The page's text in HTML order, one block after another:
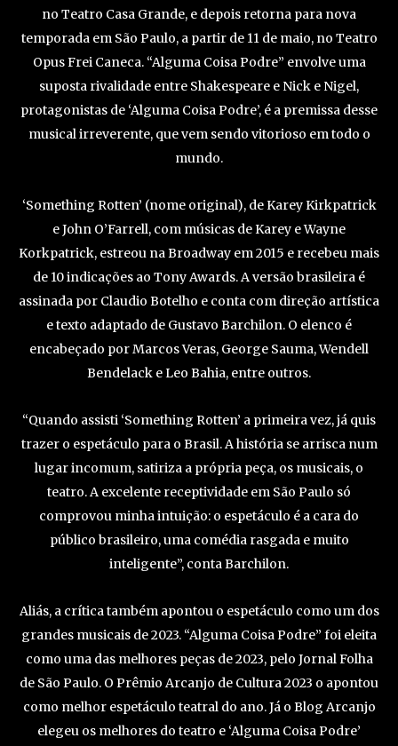
no Teatro Casa Grande, e depois retorna para nova
temporada em São Paulo, a partir de 11 de maio, no Teatro
Opus Frei Caneca. “Alguma Coisa Podre” envolve uma
suposta rivalidade entre Shakespeare e Nick e Nigel,
protagonistas de ‘Alguma Coisa Podre’, é a premissa desse
musical irreverente, que vem sendo vitorioso em todo o
mundo.
‘Something Rotten’ (nome original), de Karey Kirkpatrick
e John O’Farrell, com músicas de Karey e Wayne
Korkpatrick, estreou na Broadway em 2015 e recebeu mais
de 10 indicações ao Tony Awards. A versão brasileira é
assinada por Claudio Botelho e conta com direção artística
e texto adaptado de Gustavo Barchilon. O elenco é
encabeçado por Marcos Veras, George Sauma, Wendell
Bendelack e Leo Bahia, entre outros.
“Quando assisti ‘Something Rotten’ a primeira vez, já quis
trazer o espetáculo para o Brasil. A história se arrisca num
lugar incomum, satiriza a própria peça, os musicais, o
teatro. A excelente receptividade em São Paulo só
comprovou minha intuição: o espetáculo é a cara do
público brasileiro, uma comédia rasgada e muito
inteligente”, conta Barchilon.
Aliás, a crítica também apontou o espetáculo como um dos
grandes musicais de 2023. “Alguma Coisa Podre” foi eleita
como uma das melhores peças de 2023, pelo Jornal Folha
de São Paulo. O Prêmio Arcanjo de Cultura 2023 o apontou
como melhor espetáculo teatral do ano. Já o Blog Arcanjo
elegeu os melhores do teatro e ‘Alguma Coisa Podre’